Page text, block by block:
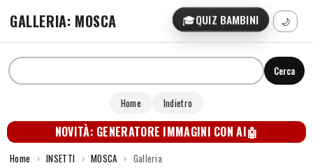
GALLERIA: MOSCA 🎓QUIZ BAMBINI 🌙
Cerca
Home Indietro
NOVITÀ: GENERATORE IMMAGINI CON AI🤖
Home › INSETTI › MOSCA › Galleria